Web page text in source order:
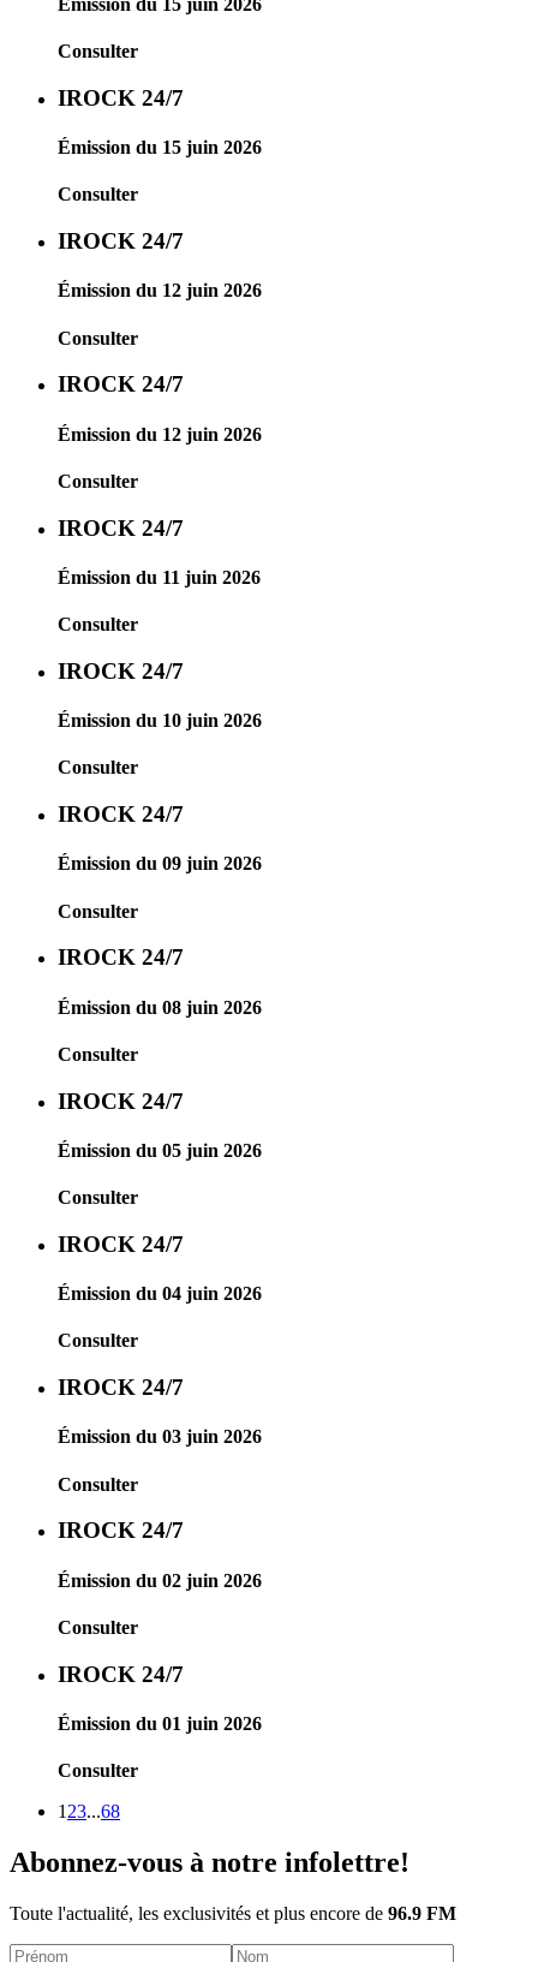
Consulter
IROCK 24/7
Émission du 15 juin 2026
Consulter
IROCK 24/7
Émission du 12 juin 2026
Consulter
IROCK 24/7
Émission du 12 juin 2026
Consulter
IROCK 24/7
Émission du 11 juin 2026
Consulter
IROCK 24/7
Émission du 10 juin 2026
Consulter
IROCK 24/7
Émission du 09 juin 2026
Consulter
IROCK 24/7
Émission du 08 juin 2026
Consulter
IROCK 24/7
Émission du 05 juin 2026
Consulter
IROCK 24/7
Émission du 04 juin 2026
Consulter
IROCK 24/7
Émission du 03 juin 2026
Consulter
IROCK 24/7
Émission du 02 juin 2026
Consulter
IROCK 24/7
Émission du 01 juin 2026
Consulter
1 23...68
Abonnez-vous à notre infolettre!
Toute l'actualité, les exclusivités et plus encore de 96.9 FM